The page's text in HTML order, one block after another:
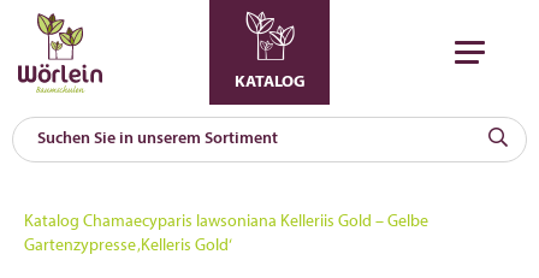
KATALOG
Katalog Chamaecyparis lawsoniana Kelleriis Gold – Gelbe
Gartenzypresse ‚Kelleris Gold‘